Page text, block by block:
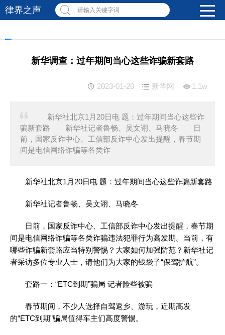
律界之声 请输入关键字词
新华调查：过年期间当心这些诈骗新套路
1.1w
新华网
2023-01-20
新华社北京1月20日电 题：过年期间当心这些诈
骗新套路 新华社记者鲁畅、吴文诩、马晓冬 日
前，国家反诈中心、工信部反诈中心发出提醒，春节期
间是电信网络诈骗等各类诈
新华社北京1月20日电 题：过年期间当心这些诈骗新套路
新华社记者鲁畅、吴文诩、马晓冬
日前，国家反诈中心、工信部反诈中心发出提醒，春节期
间是电信网络诈骗等各类诈骗违法犯罪行为高发期。当前，有
哪些诈骗新套路应当特别警惕？大家如何加强防范？新华社记
者采访多位专业人士，请他们为大家的钱袋子“保驾护航”。
套路一：“ETC到期”骗局 记者险些被骗
春节期间，不少人选择自驾返乡、游玩，近期高发
的“ETC到期”骗局值得车主们高度警惕。